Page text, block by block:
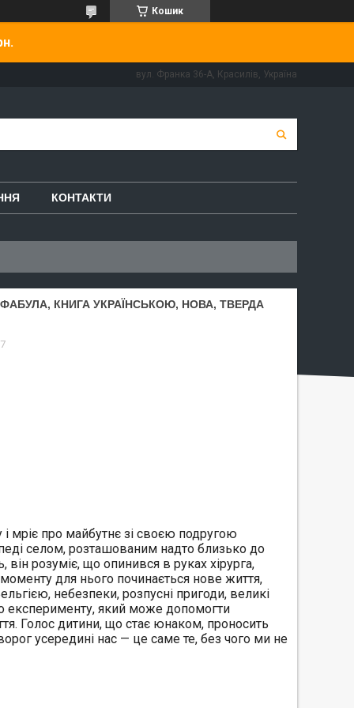
Кошик
вул. Франка 36-А, Красилів, Україна
КОНТАКТИ
КНИГА УКРАЇНСЬКОЮ, НОВА, ТВЕРДА
мріє про майбутнє зі своєю подругою
селом, розташованим надто близько до
розуміє, що опинився в руках хірурга,
для нього починається нове життя,
небезпеки, розпусні пригоди, великі
експерименту, який може допомогти
Голос дитини, що стає юнаком, проносить
усередині нас — це саме те, без чого ми не